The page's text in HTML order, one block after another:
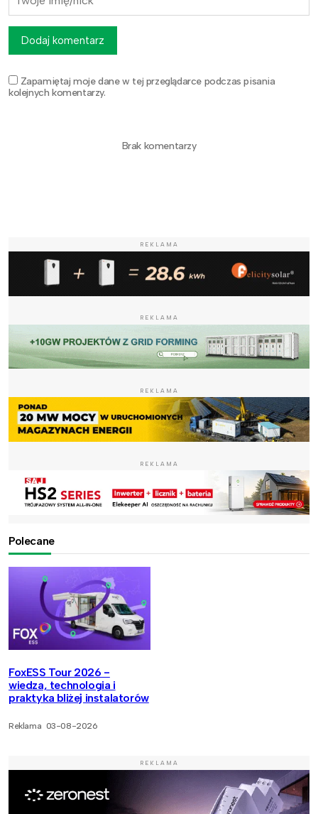
Zapamiętaj moje dane w tej przeglądarce podczas pisania
kolejnych komentarzy.
Dodaj komentarz
Brak komentarzy
REKLAMA
REKLAMA
REKLAMA
REKLAMA
Polecane
FoxESS Tour 2026 -
wiedza, technologia i
praktyka bliżej instalatorów
Reklama 03-08-2026
REKLAMA